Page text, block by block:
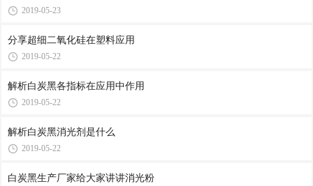
2019-05-23
分享超细二氧化硅在塑料应用
2019-05-22
解析白炭黑各指标在应用中作用
2019-05-22
解析白炭黑消光剂是什么
2019-05-22
白炭黑生产厂家给大家讲讲消光粉